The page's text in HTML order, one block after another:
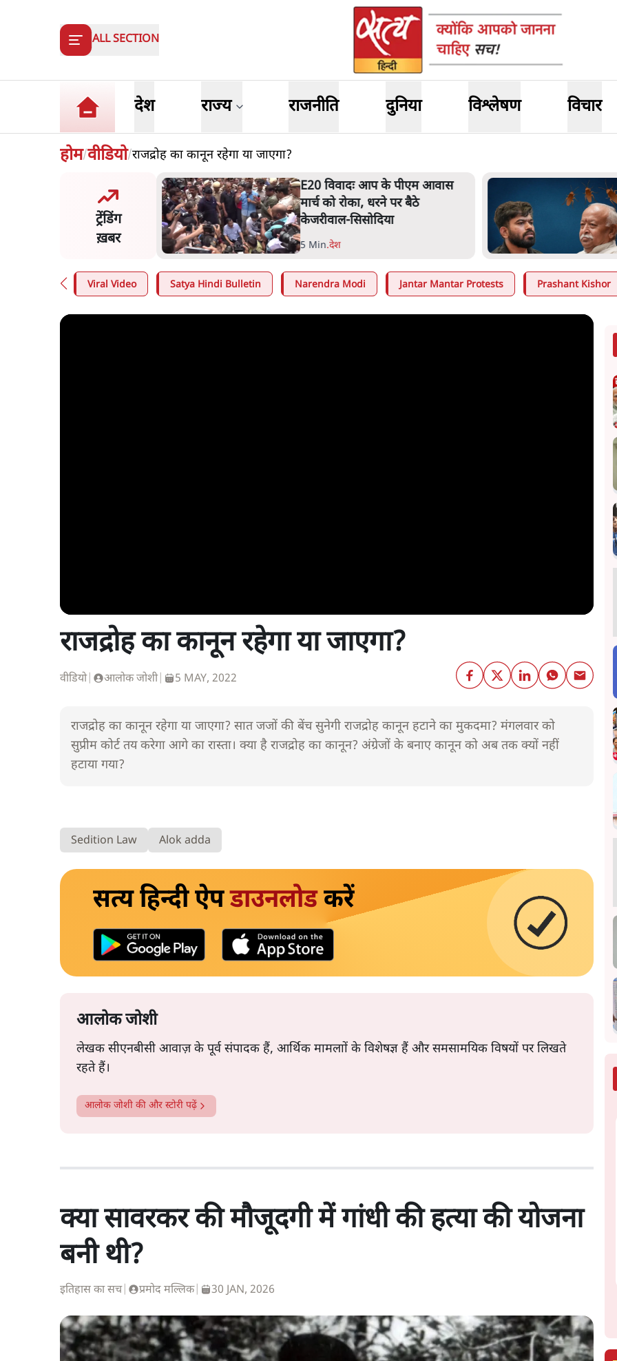
ALL SECTION
देश राज्य राजनीति दुनिया विश्लेषण विचार
होम/वीडियो/राजद्रोह का कानून रहेगा या जाएगा?
ट्रेंडिंग
ख़बर
में गैर बीजेपी वोटरों के नामों
की बड़ी साज़िश'- रोहित
E20 विवादः आप के पीएम आवास
मार्च को रोका, धरने पर बैठे
केजरीवाल-सिसोदिया
5 Min.देश
Viral Video Satya Hindi Bulletin Narendra Modi Jantar Mantar Protests Prashant Kishor
राजद्रोह का कानून रहेगा या जाएगा?
वीडियो| आलोक जोशी| 5 MAY, 2022
राजद्रोह का कानून रहेगा या जाएगा? सात जजों की बेंच सुनेगी राजद्रोह कानून हटाने का मुकदमा? मंगलवार को
सुप्रीम कोर्ट तय करेगा आगे का रास्ता। क्या है राजद्रोह का कानून? अंग्रेजों के बनाए कानून को अब तक क्यों नहीं
हटाया गया?
Sedition Law Alok adda
सत्य हिन्दी ऐपडाउनलोडकरें
आलोक जोशी
लेखक सीएनबीसी आवाज़ के पूर्व संपादक हैं, आर्थिक मामलाों के विशेषज्ञ हैं और समसामयिक विषयों पर लिखते
रहते हैं।
आलोक जोशी की और स्टोरी पढ़ें
क्या सावरकर की मौजूदगी में गांधी की हत्या की योजना
बनी थी?
इतिहास का सच| प्रमोद मल्लिक| 30 JAN, 2026